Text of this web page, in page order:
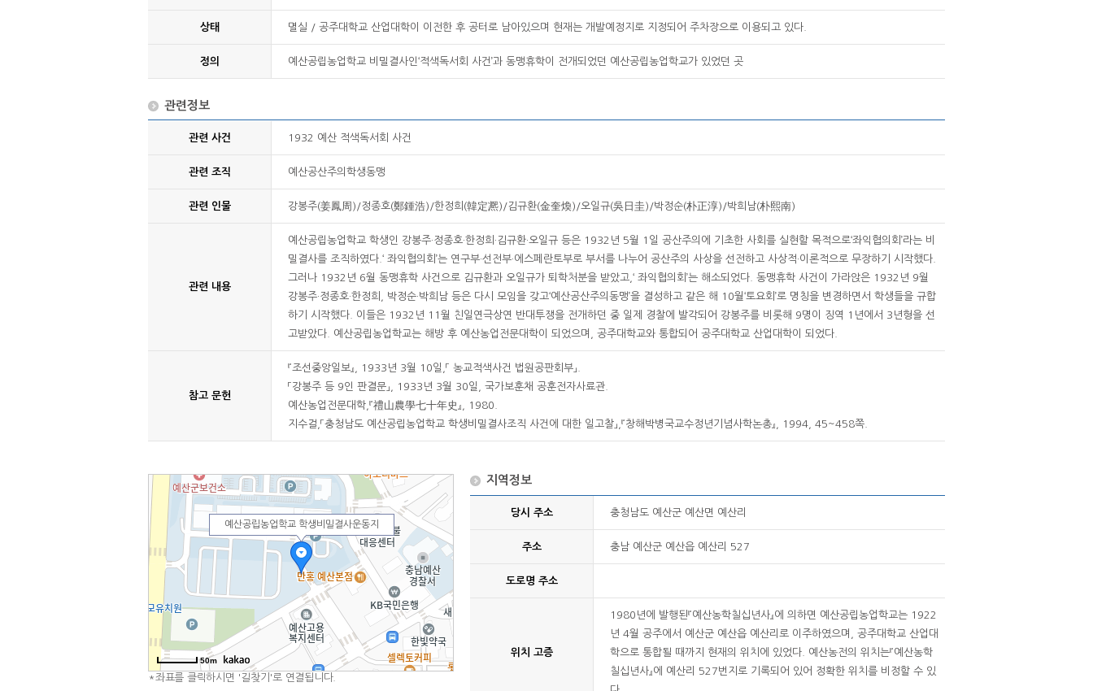
상태 멸실 / 공주대학교 산업대학이 이전한 후 공터로 남아있으며 현재는 개발예정지로 지정되어 주차장으로 이용되고 있다.
정의 예산공립농업학교 비밀결사인‘적색독서회 사건’과 동맹휴학이 전개되었던 예산공립농업학교가 있었던 곳
관련정보
관련 사건 1932 예산 적색독서회 사건
관련 조직 예산공산주의학생동맹
관련 인물 강봉주(姜鳳周)/정종호(鄭鍾浩)/한정희(韓定凞)/김규환(金奎煥)/오일규(吳日圭)/박정순(朴正淳)/박희남(朴熙南)
관련 내용
예산공립농업학교 학생인 강봉주·정종호·한정희·김규환·오일규 등은 1932년 5월 1일 공산주의에 기초한 사회를 실현할 목적으로‘좌익협의회’라는 비
밀결사를 조직하였다.‘ 좌익협의회’는 연구부·선전부·에스페란토부로 부서를 나누어 공산주의 사상을 선전하고 사상적·이론적으로 무장하기 시작했다.
그러나 1932년 6월 동맹휴학 사건으로 김규환과 오일규가 퇴학처분을 받았고,‘ 좌익협의회’는 해소되었다. 동맹휴학 사건이 가라앉은 1932년 9월
강봉주·정종호·한정희, 박정순·박희남 등은 다시 모임을 갖고‘예산공산주의동맹’을 결성하고 같은 해 10월‘토요회’로 명칭을 변경하면서 학생들을 규합
하기 시작했다. 이들은 1932년 11월 친일연극상연 반대투쟁을 전개하던 중 일제 경찰에 발각되어 강봉주를 비롯해 9명이 징역 1년에서 3년형을 선
고받았다. 예산공립농업학교는 해방 후 예산농업전문대학이 되었으며, 공주대학교와 통합되어 공주대학교 산업대학이 되었다.
참고 문헌
『조선중앙일보』, 1933년 3월 10일,「 농교적색사건 법원공판회부」.
「강봉주 등 9인 판결문」, 1933년 3월 30일, 국가보훈채 공훈전자사료관.
예산농업전문대학,『禮山農學七十年史』, 1980.
지수걸,「충청남도 예산공립농업학교 학생비밀결사조직 사건에 대한 일고찰」,『창해박병국교수정년기념사학논총』, 1994, 45~458쪽.
예산공립농업학교 학생비밀결사운동지
50m
*좌표를 클릭하시면 '길찾기'로 연결됩니다.
지역정보
당시 주소 충청남도 예산군 예산면 예산리
주소 충남 예산군 예산읍 예산리 527
도로명 주소
위치 고증
1980년에 발행된『예산농학칠십년사』에 의하면 예산공립농업학교는 1922
년 4월 공주에서 예산군 예산읍 예산리로 이주하였으며, 공주대학교 산업대
학으로 통합될 때까지 현재의 위치에 있었다. 예산농전의 위치는『예산농학
칠십년사』에 예산리 527번지로 기록되어 있어 정확한 위치를 비정할 수 있